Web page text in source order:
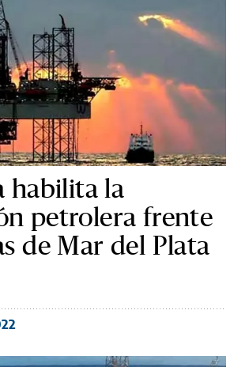
habilita la
petrolera frente
de Mar del Plata